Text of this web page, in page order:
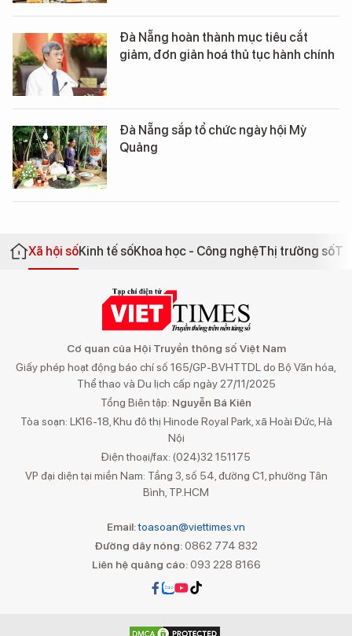
Đà Nẵng hoàn thành mục tiêu cắt
giảm, đơn giản hoá thủ tục hành chính
Đà Nẵng sắp tổ chức ngày hội Mỳ
Quảng
Xã hội sốKinh tế sốKhoa học - Công nghệThị trường số
Cơ quan của Hội Truyền thông số Việt Nam
Giấy phép hoạt động báo chí số 165/GP-BVHTTDL do Bộ Văn hóa,
Thể thao và Du lịch cấp ngày 27/11/2025
Tổng Biên tập: Nguyễn Bá Kiên
Tòa soạn: LK16-18, Khu đô thị Hinode Royal Park, xã Hoài Đức, Hà
Nội
Điện thoại/fax: (024)32 151175
VP đại diện tại miền Nam: Tầng 3, số 54, đường C1, phường Tân
Bình, TP.HCM
Email:toasoan@viettimes.vn
Đường dây nóng: 0862 774 832
Liên hệ quảng cáo:093 228 8166